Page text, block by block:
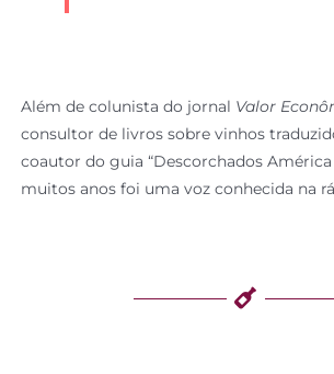
Além de colunista do jornal Valor
consultor de livros sobre vinhos
coautor do guia “Descorchados América
muitos anos foi uma voz conhecida na